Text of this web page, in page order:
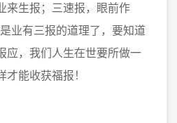
来生报；三速报，眼前作
业有三报的道理了，要知道
应，我们人生在世要所做一
能收获福报！